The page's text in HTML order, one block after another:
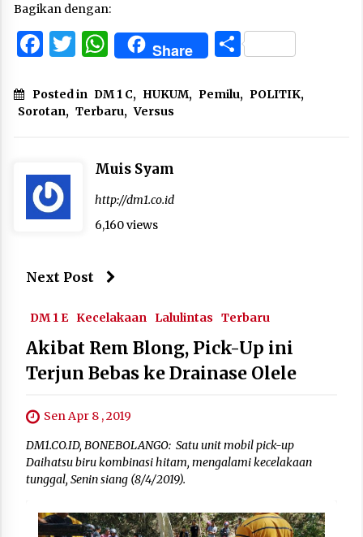
Bagikan dengan:
Facebook
Twitter
WhatsApp
Share Share
Posted in DM 1 C, HUKUM, Pemilu, POLITIK,
Sorotan, Terbaru, Versus
Muis Syam
http://dm1.co.id
6,160 views
Next Post
DM 1 E Kecelakaan Lalulintas Terbaru
Akibat Rem Blong, Pick-Up ini
Terjun Bebas ke Drainase Olele
Sen Apr 8 , 2019
DM1.CO.ID, BONEBOLANGO: Satu unit mobil pick-up
Daihatsu biru kombinasi hitam, mengalami kecelakaan
tunggal, Senin siang (8/4/2019).